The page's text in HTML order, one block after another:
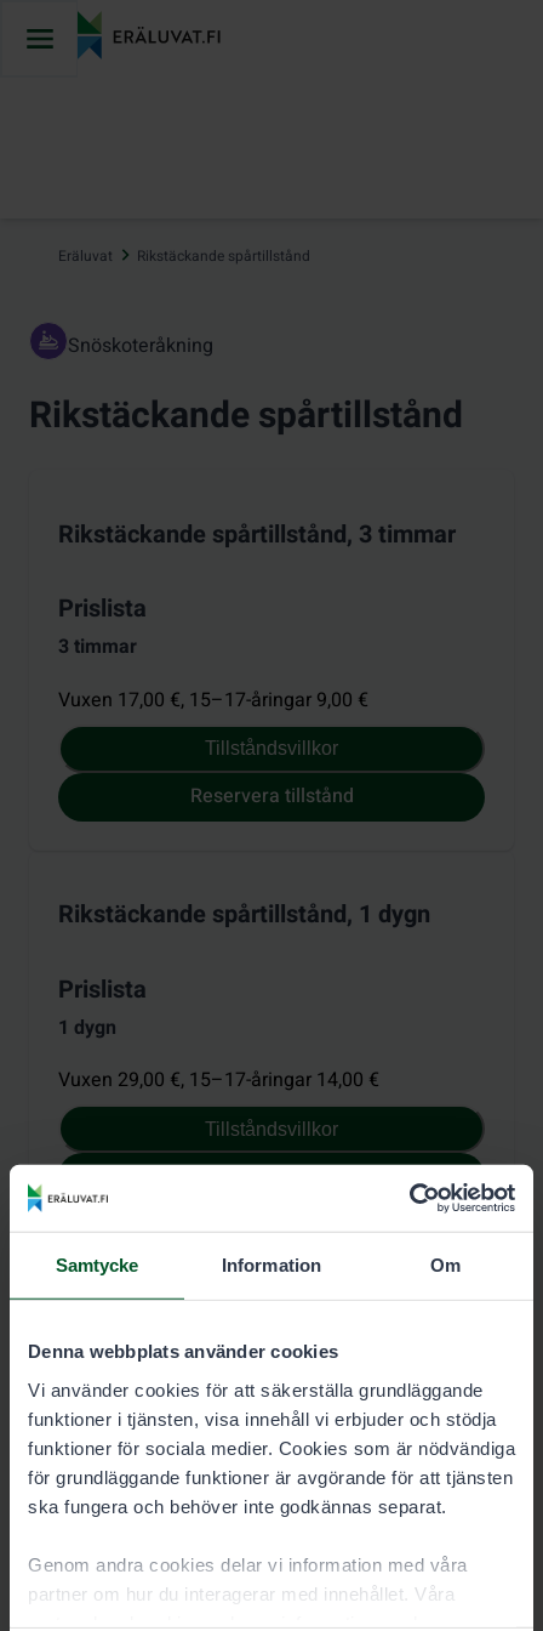
Samtycke Information Om
Denna webbplats använder cookies
Vi använder cookies för att säkerställa grundläggande
funktioner i tjänsten, visa innehåll vi erbjuder och stödja
funktioner för sociala medier. Cookies som är nödvändiga
för grundläggande funktioner är avgörande för att tjänsten
ska fungera och behöver inte godkännas separat.
Genom andra cookies delar vi information med våra
partner om hur du interagerar med innehållet. Våra
Eräluvat Rikstäckande spårtillstånd
Snöskoteråkning
Rikstäckande spårtillstånd
Rikstäckande spårtillstånd, 3 timmar
Prislista
3 timmar
Vuxen 17,00 €, 15–17-åringar 9,00 €
Tillståndsvillkor
Reservera tillstånd
Rikstäckande spårtillstånd, 1 dygn
Prislista
1 dygn
Vuxen 29,00 €, 15–17-åringar 14,00 €
Tillståndsvillkor
Rikstäckande spårtillstånd, säsong
Prislista
Säsong
Vuxen 100,00 €,15–17-åringar 50,00 €
Tillståndsvillkor
Reservera tillstånd